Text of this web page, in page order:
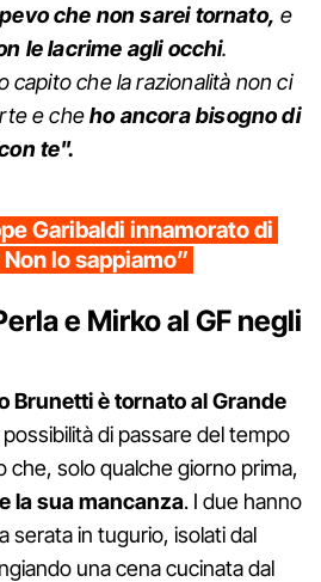
che non sarei tornato, e
le lacrime agli occhi.
capito che la razionalità non ci
e cheho ancora bisogno di
te".
Garibaldi innamorato di
lo sappiamo”
e Mirko al GF negli
Brunetti è tornato al Grande
di passare del tempo
che, solo qualche giorno prima,
la sua mancanza. I due hanno
serata in tugurio, isolati dal
una cena cucinata dal